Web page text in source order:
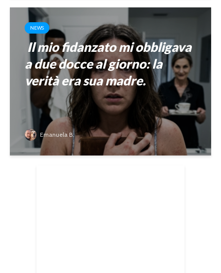
NEWS
Il mio fidanzato mi obbligava
a due docce al giorno: la
verità era sua madre.
Emanuela B.